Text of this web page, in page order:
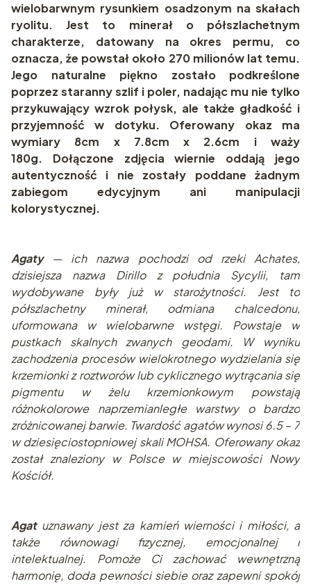
wielobarwnym rysunkiem osadzonym na skałach
ryolitu. Jest to minerał o półszlachetnym
charakterze, datowany na okres permu, co
oznacza, że powstał około 270 milionów lat temu.
Jego naturalne piękno zostało podkreślone
poprzez staranny szlif i poler, nadając mu nie tylko
przykuwający wzrok połysk, ale także gładkość i
przyjemność w dotyku. Oferowany okaz ma
wymiary 8cm x 7.8cm x 2.6cm i waży
180g. Dołączone zdjęcia wiernie oddają jego
autentyczność i nie zostały poddane żadnym
zabiegom edycyjnym ani manipulacji
kolorystycznej.
Agaty— ich nazwa pochodzi od rzeki Achates,
dzisiejsza nazwa Dirillo z południa Sycylii, tam
wydobywane były już w starożytności. Jest to
półszlachetny minerał, odmiana chalcedonu,
uformowana w wielobarwne wstęgi. Powstaje w
pustkach skalnych zwanych geodami. W wyniku
zachodzenia procesów wielokrotnego wydzielania się
krzemionki z roztworów lub cyklicznego wytrącania się
pigmentu w żelu krzemionkowym powstają
różnokolorowe naprzemianległe warstwy o bardzo
zróżnicowanej barwie. Twardość agatów wynosi 6.5 – 7
w dziesięciostopniowej skali MOHSA. Oferowany okaz
został znaleziony w Polsce w miejscowości Nowy
Kościół.
Agatuznawany jest za kamień wierności i miłości, a
także równowagi fizycznej, emocjonalnej i
intelektualnej. Pomoże Ci zachować wewnętrzną
harmonię, doda pewności siebie oraz zapewni spokój